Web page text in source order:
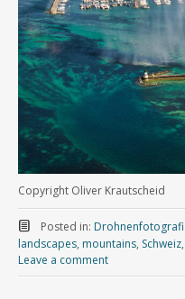
Copyright Oliver Krautscheid
Posted in:
landscapes, mountains, Schweiz,
Leave a comment